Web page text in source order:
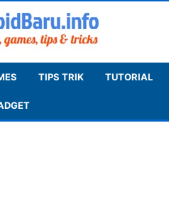
TIPS TRIK TUTORIAL